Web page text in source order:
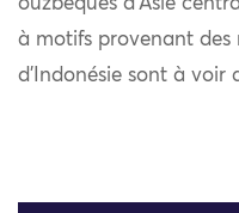
ouzbèques d’Asie
à motifs provenant des
d’Indonésie sont à voir